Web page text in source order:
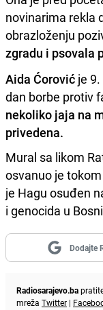
novinarima rekla
obrazloženju
zgradu i psovala
Aida Ćorović je
dan borbe protiv
nekoliko jaja na
privedena.
Mural sa likom
osvanuo je
je Hagu osuđen
i genocida u
Dodajte
Radiosarajevo.ba
mreža Twitter |